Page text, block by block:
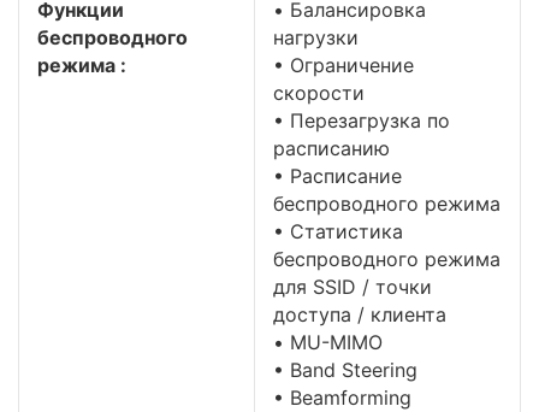
Функции
беспроводного
режима :
• Балансировка
нагрузки
• Ограничение
скорости
• Перезагрузка по
расписанию
• Расписание
беспроводного режима
• Статистика
беспроводного режима
для SSID / точки
доступа / клиента
• MU-MIMO
• Band Steering
• Beamforming